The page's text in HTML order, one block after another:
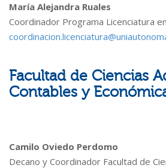
María Alejandra Ruales
Coordinador Programa Licenciatura
Facultad de Ciencias
Contables y
Camilo Oviedo Perdomo
Decano y Coordinador Facultad de